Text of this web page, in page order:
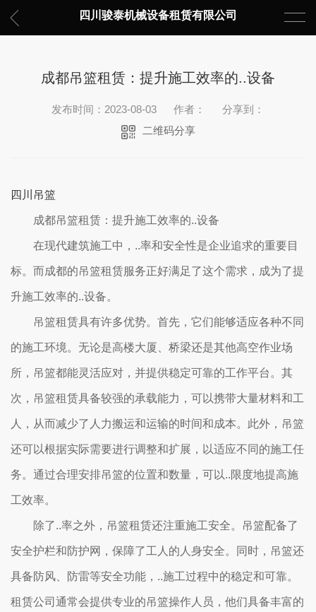
四川骏泰机械设备租赁有限公司
成都吊篮租赁：提升施工效率的..设备
发布时间：2023-08-03 作者：
分享到：
二维码分享
四川吊篮
成都吊篮租赁：提升施工效率的..设备
在现代建筑施工中，..率和安全性是企业追求的重要目
标。而成都的吊篮租赁服务正好满足了这个需求，成为了提
升施工效率的..设备。
吊篮租赁具有许多优势。首先，它们能够适应各种不同
的施工环境。无论是高楼大厦、桥梁还是其他高空作业场
所，吊篮都能灵活应对，并提供稳定可靠的工作平台。其
次，吊篮租赁具备较强的承载能力，可以携带大量材料和工
人，从而减少了人力搬运和运输的时间和成本。此外，吊篮
还可以根据实际需要进行调整和扩展，以适应不同的施工任
务。通过合理安排吊篮的位置和数量，可以..限度地提高施
工效率。
除了..率之外，吊篮租赁还注重施工安全。吊篮配备了
安全护栏和防护网，保障了工人的人身安全。同时，吊篮还
具备防风、防雷等安全功能，..施工过程中的稳定和可靠。
租赁公司通常会提供专业的吊篮操作人员，他们具备丰富的